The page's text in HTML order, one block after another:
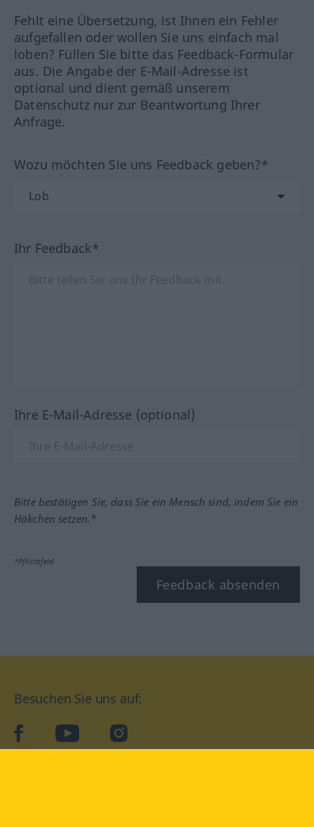
Fehlt eine Übersetzung, ist Ihnen ein Fehler
aufgefallen oder wollen Sie uns einfach mal
loben? Füllen Sie bitte das Feedback-Formular
aus. Die Angabe der E-Mail-Adresse ist
optional und dient gemäß unserem
Datenschutz nur zur Beantwortung Ihrer
Anfrage.
Wozu möchten Sie uns Feedback geben?*
Ihr Feedback*
Ihre E-Mail-Adresse (optional)
Bitte bestätigen Sie, dass Sie ein Mensch sind, indem Sie ein
Häkchen setzen.*
*Pflichtfeld
Feedback absenden
Besuchen Sie uns auf:
facebookYouTube Instagram